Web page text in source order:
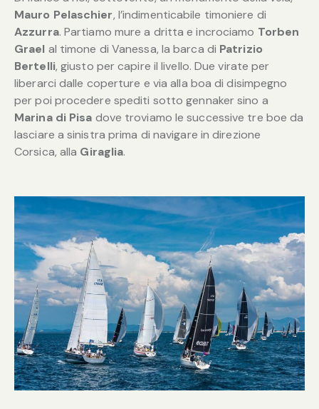
Mauro Pelaschier, l’indimenticabile timoniere di
Azzurra. Partiamo mure a dritta e incrociamo Torben
Grael al timone di Vanessa, la barca di Patrizio
Bertelli, giusto per capire il livello. Due virate per
liberarci dalle coperture e via alla boa di disimpegno
per poi procedere spediti sotto gennaker sino a
Marina di Pisa dove troviamo le successive tre boe da
lasciare a sinistra prima di navigare in direzione
Corsica, alla Giraglia.